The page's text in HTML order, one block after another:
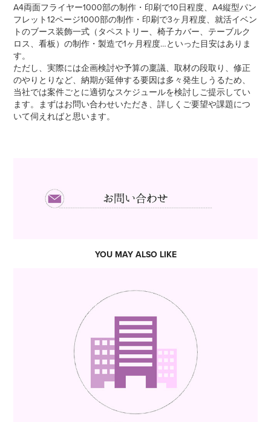
A4両面フライヤー1000部の制作・印刷で10日程度、A4縦型パン
フレット12ページ1000部の制作・印刷で3ヶ月程度、就活イベン
トのブース装飾一式（タペストリー、椅子カバー、テーブルク
ロス、看板）の制作・製造で1ヶ月程度…といった目安はありま
す。
ただし、実際には企画検討や予算の稟議、取材の段取り、修正
のやりとりなど、納期が延伸する要因は多々発生しうるため、
当社では案件ごとに適切なスケジュールを検討しご提示してい
ます。まずはお問い合わせいただき、詳しくご要望や課題につ
いて伺えればと思います。
YOU MAY ALSO LIKE